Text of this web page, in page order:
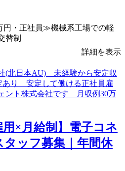
円・正社員≫機械系工場での軽
替制
詳細を表示
用×月給制】電子コネ
タッフ募集｜年間休